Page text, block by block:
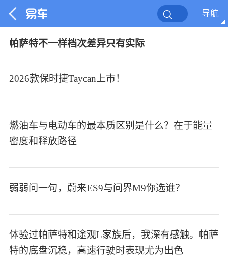
导航
帕萨特不一样档次差异只有实际
2026款保时捷Taycan上市！
燃油车与电动车的最本质区别是什么？在于能量
密度和释放路径
弱弱问一句，蔚来ES9与问界M9你选谁？
体验过帕萨特和途观L家族后，我深有感触。帕萨
特的底盘沉稳，高速行驶时表现尤为出色